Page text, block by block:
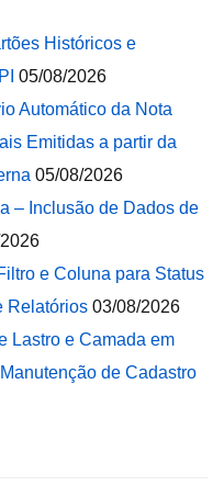
Históricos e
05/08/2026
Automático da Nota
Emitidas a partir da
05/08/2026
– Inclusão de Dados de
e Coluna para Status
Relatórios 03/08/2026
Lastro e Camada em
de Cadastro